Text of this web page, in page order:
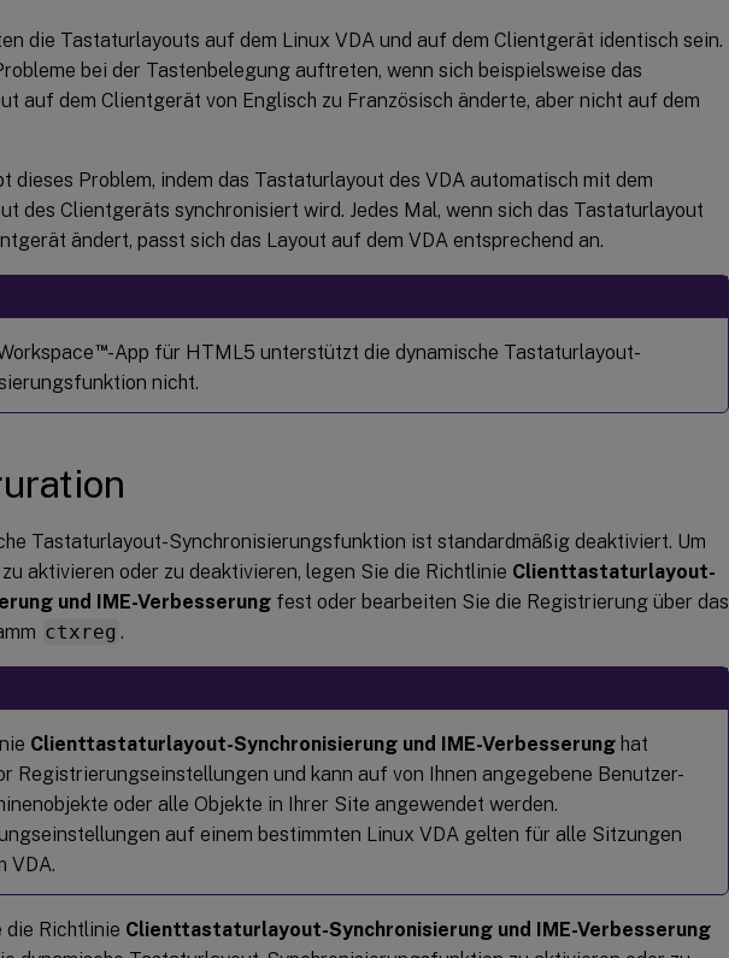
die Tastaturlayouts auf dem Linux VDA und auf dem Clientgerät identisch sein.
bei der Tastenbelegung auftreten, wenn sich beispielsweise das
auf dem Clientgerät von Englisch zu Französisch änderte, aber nicht auf dem
dieses Problem, indem das Tastaturlayout des VDA automatisch mit dem
des Clientgeräts synchronisiert wird. Jedes Mal, wenn sich das Tastaturlayout
ändert, passt sich das Layout auf dem VDA entsprechend an.
™-App für HTML5 unterstützt die dynamische Tastaturlayout-
nicht.
Tastaturlayout-Synchronisierungsfunktion ist standardmäßig deaktiviert. Um
aktivieren oder zu deaktivieren, legen Sie die Richtlinie Clienttastaturlayout-
und IME-Verbesserung fest oder bearbeiten Sie die Registrierung über das
ctxreg .
Clienttastaturlayout-Synchronisierung und IME-Verbesserung hat
Registrierungseinstellungen und kann auf von Ihnen angegebene Benutzer-
oder alle Objekte in Ihrer Site angewendet werden.
auf einem bestimmten Linux VDA gelten für alle Sitzungen
VDA.
die Richtlinie Clienttastaturlayout-Synchronisierung und IME-Verbesserung